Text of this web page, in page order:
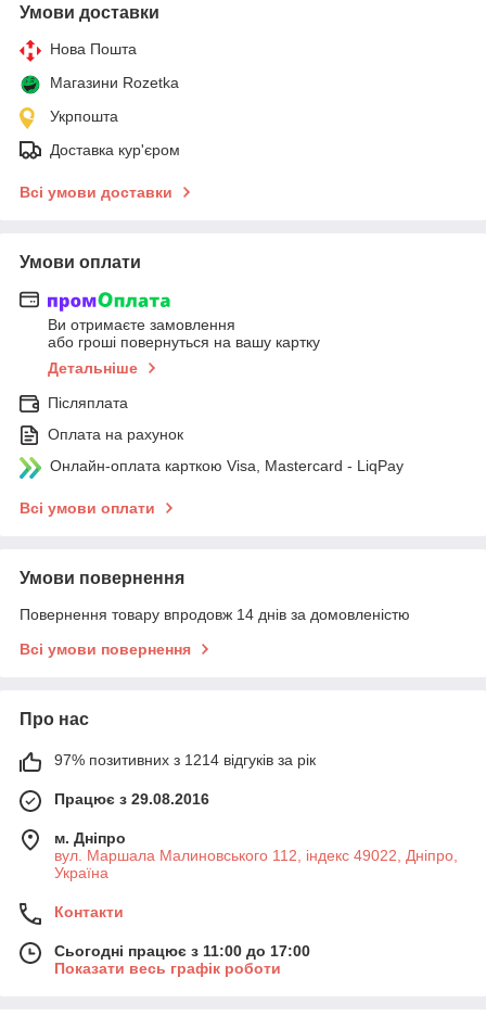
Умови доставки
Нова Пошта
Магазини Rozetka
Укрпошта
Доставка кур'єром
Всі умови доставки
Умови оплати
Ви отримаєте замовлення
або гроші повернуться на вашу картку
Детальніше
Післяплата
Оплата на рахунок
Онлайн-оплата карткою Visa, Mastercard - LiqPay
Всі умови оплати
Умови повернення
Повернення товару впродовж 14 днів за домовленістю
Всі умови повернення
Про нас
97% позитивних з 1214 відгуків за рік
Працює з 29.08.2016
м. Дніпро
вул. Маршала Малиновського 112, індекс 49022, Дніпро,
Україна
Контакти
Сьогодні працює з 11:00 до 17:00
Показати весь графік роботи